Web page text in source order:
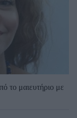
το μαιευτήριο με